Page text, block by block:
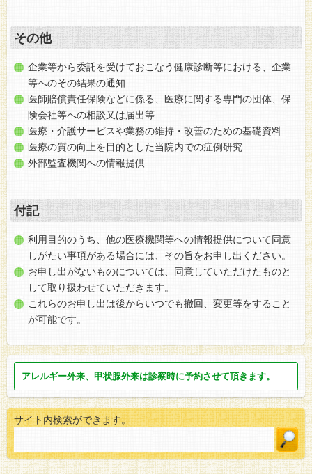
その他
企業等から委託を受けておこなう健康診断等における、企業
等へのその結果の通知
医師賠償責任保険などに係る、医療に関する専門の団体、保
険会社等への相談又は届出等
医療・介護サービスや業務の維持・改善のための基礎資料
医療の質の向上を目的とした当院内での症例研究
外部監査機関への情報提供
付記
利用目的のうち、他の医療機関等への情報提供について同意
しがたい事項がある場合には、その旨をお申し出ください。
お申し出がないものについては、同意していただけたものと
して取り扱わせていただきます。
これらのお申し出は後からいつでも撤回、変更等をすること
が可能です。
アレルギー外来、甲状腺外来は診察時に予約させて頂きます。
サイト内検索ができます。